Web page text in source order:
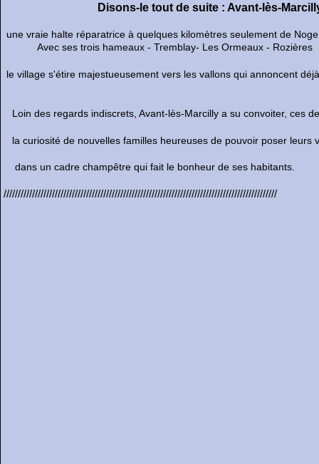
Disons-le tout de suite : Avant-lès-
une vraie halte réparatrice à quelques kilomètres seulement de
Avec ses trois hameaux - Tremblay- Les Ormeaux - Rozières
le village s'étire majestueusement vers les vallons qui annoncent
Loin des regards indiscrets, Avant-lès-Marcilly a su convoiter, ces
la curiosité de nouvelles familles heureuses de pouvoir poser leurs
dans un cadre champêtre qui fait le bonheur de ses habitants.
////////////////////////////////////////////////////////////////////////////////////////////////